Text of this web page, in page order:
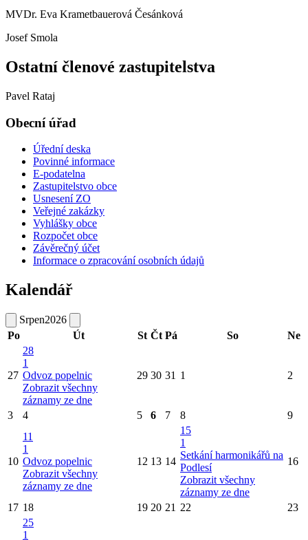
MVDr. Eva Krametbauerová Česánková
Josef Smola
Ostatní členové zastupitelstva
Pavel Rataj
Obecní úřad
Úřední deska
Povinné informace
E-podatelna
Zastupitelstvo obce
Usnesení ZO
Veřejné zakázky
Vyhlášky obce
Rozpočet obce
Závěrečný účet
Informace o zpracování osobních údajů
Kalendář
Srpen2026
Po
Út St Čt Pá So Ne
27
28
1
Odvoz popelnic
Zobrazit všechny
záznamy ze dne
29 30 31 1 2
3 4 5 6 7 8 9
10
11
1
Odvoz popelnic
Zobrazit všechny
záznamy ze dne
12 13 14
15
1
Setkání harmonikářů na
Podlesí
Zobrazit všechny
záznamy ze dne
16
17 18 19 20 21 22
23
25
1